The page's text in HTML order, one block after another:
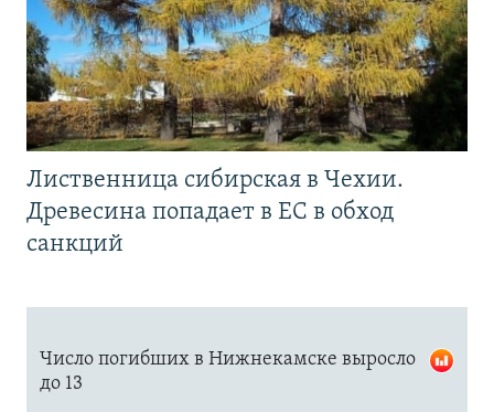
Лиственница сибирская в Чехии.
Древесина попадает в ЕС в обход
санкций